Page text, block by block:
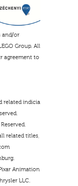
and/or
Group. All
agreement to
related indicia
related titles,
Animation
LLC.